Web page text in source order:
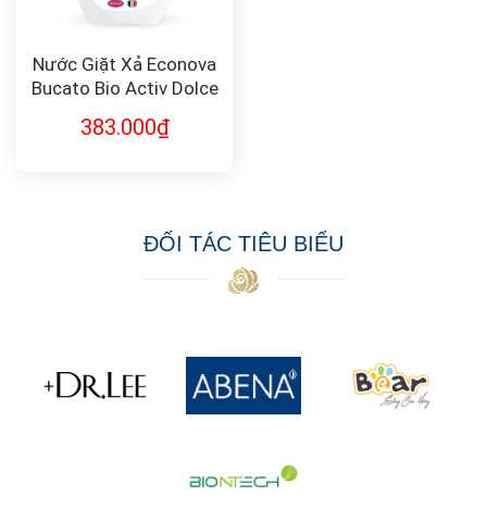
Nước Giặt Xả Econova
Bucato Bio Activ Dolce
383.000₫
ĐỐI TÁC TIÊU BIỂU